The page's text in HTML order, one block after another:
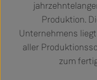
Produktion.
Unternehmens
aller
zum